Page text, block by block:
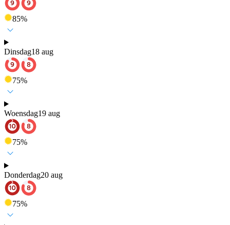
85%
Dinsdag18 aug
75%
Woensdag19 aug
75%
Donderdag20 aug
75%